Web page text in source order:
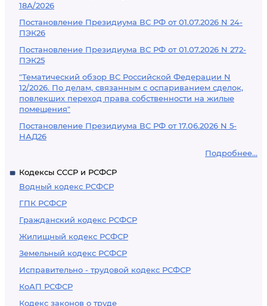
18А/2026
Постановление Президиума ВС РФ от 01.07.2026 N 24-
ПЭК26
Постановление Президиума ВС РФ от 01.07.2026 N 272-
ПЭК25
"Тематический обзор ВС Российской Федерации N
12/2026. По делам, связанным с оспариванием сделок,
повлекших переход права собственности на жилые
помещения"
Постановление Президиума ВС РФ от 17.06.2026 N 5-
НАД26
Подробнее...
Кодексы СССР и РСФСР
Водный кодекс РСФСР
ГПК РСФСР
Гражданский кодекс РСФСР
Жилищный кодекс РСФСР
Земельный кодекс РСФСР
Исправительно - трудовой кодекс РСФСР
КоАП РСФСР
Кодекс законов о труде